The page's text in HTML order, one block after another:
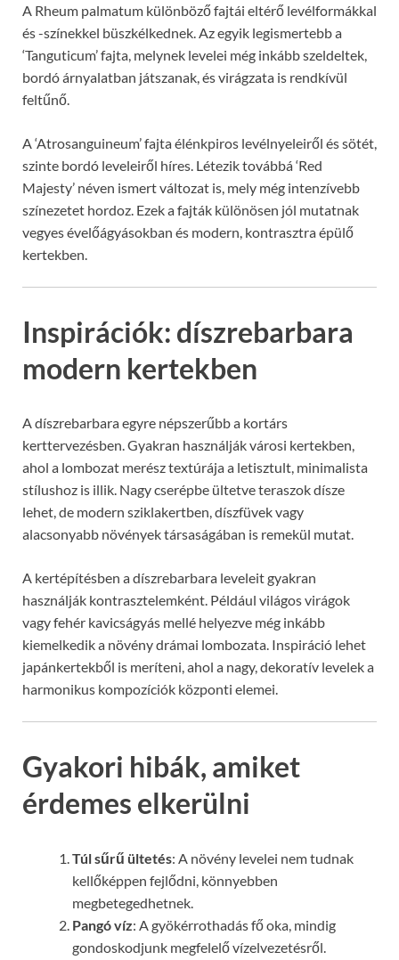
A Rheum palmatum különböző fajtái eltérő levélformákkal
és -színekkel büszkélkednek. Az egyik legismertebb a
‘Tanguticum’ fajta, melynek levelei még inkább szeldeltek,
bordó árnyalatban játszanak, és virágzata is rendkívül
feltűnő.
A ‘Atrosanguineum’ fajta élénkpiros levélnyeleiről és sötét,
szinte bordó leveleiről híres. Létezik továbbá ‘Red
Majesty’ néven ismert változat is, mely még intenzívebb
színezetet hordoz. Ezek a fajták különösen jól mutatnak
vegyes évelőágyásokban és modern, kontrasztra épülő
kertekben.
Inspirációk: díszrebarbara
modern kertekben
A díszrebarbara egyre népszerűbb a kortárs
kerttervezésben. Gyakran használják városi kertekben,
ahol a lombozat merész textúrája a letisztult, minimalista
stílushoz is illik. Nagy cserépbe ültetve teraszok dísze
lehet, de modern sziklakertben, díszfüvek vagy
alacsonyabb növények társaságában is remekül mutat.
A kertépítésben a díszrebarbara leveleit gyakran
használják kontrasztelemként. Például világos virágok
vagy fehér kavicságyás mellé helyezve még inkább
kiemelkedik a növény drámai lombozata. Inspiráció lehet
japánkertekből is meríteni, ahol a nagy, dekoratív levelek a
harmonikus kompozíciók központi elemei.
Gyakori hibák, amiket
érdemes elkerülni
Túl sűrű ültetés: A növény levelei nem tudnak
kellőképpen fejlődni, könnyebben
megbetegedhetnek.
Pangó víz: A gyökérrothadás fő oka, mindig
gondoskodjunk megfelelő vízelvezetésről.